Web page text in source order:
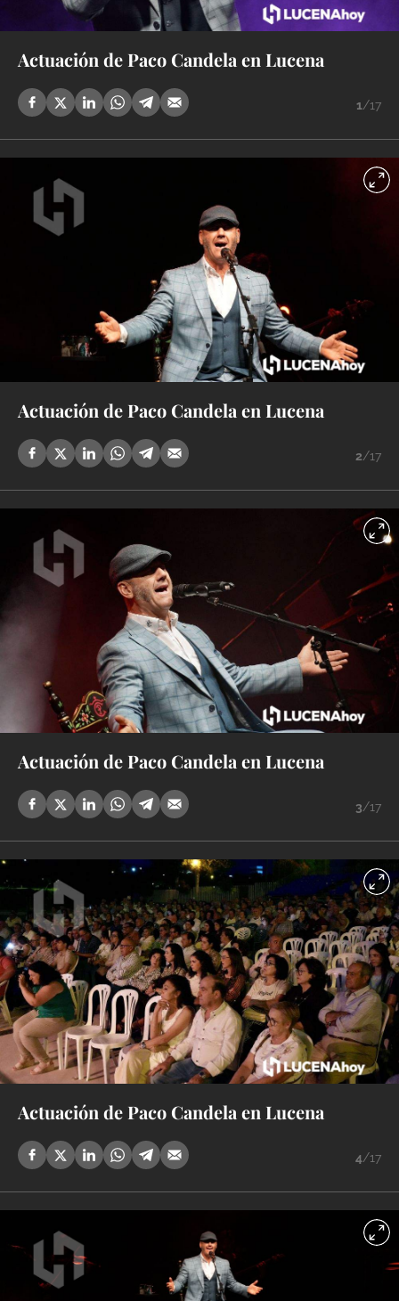
Actuación de Paco Candela en Lucena
1/17
Actuación de Paco Candela en Lucena
2/17
Actuación de Paco Candela en Lucena
3/17
Actuación de Paco Candela en Lucena
4/17